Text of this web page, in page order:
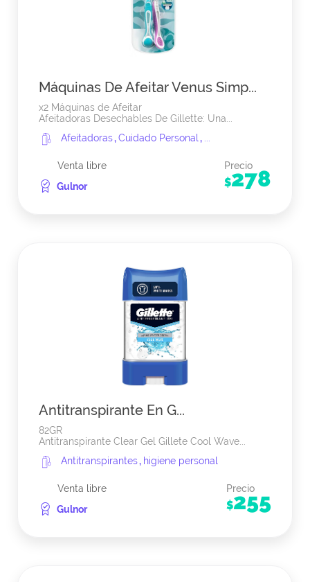
Máquinas De Afeitar Venus Simp...
x2 Máquinas de Afeitar
Afeitadoras Desechables De Gillette: Una...
Afeitadoras,Cuidado Personal,
Venta libre
Gulnor
Precio
$278
Antitranspirante En G...
82GR
Antitranspirante Clear Gel Gillete Cool Wave...
Antitranspirantes, higiene personal
Venta libre
Gulnor
Precio
$255